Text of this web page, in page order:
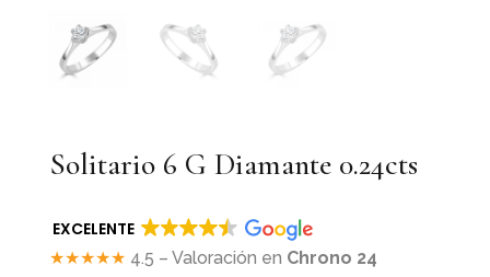
Solitario 6 G Diamante 0.24cts
EXCELENTE
★★★★★ 4.5 – Valoración en Chrono 24